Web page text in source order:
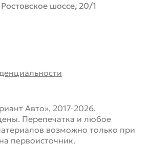
шоссе, 20/1
Авто», 2017-2026.
Перепечатка и любое
возможно только при
первоисточник.